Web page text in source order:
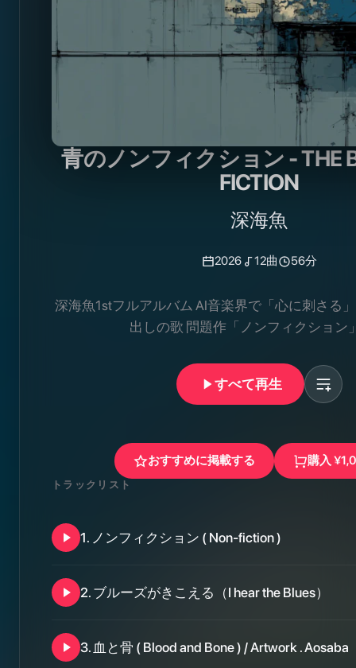
青のノンフィクション - THE
FICTION
深海魚
2026 12曲 56分
深海魚1stフルアルバム AI音楽界で「心に刺さる
出しの歌 問題作「ノンフィクション
すべて再生
おすすめに掲載する 購入
トラックリスト
1. ノンフィクション ( Non-fiction )
2. ブルーズがきこえる（I hear the Blues）
3. 血と骨 ( Blood and Bone ) / Artwork . Aosaba